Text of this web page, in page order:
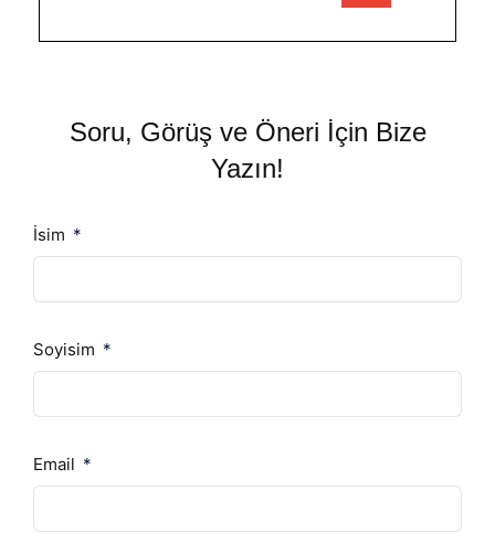
Soru, Görüş ve Öneri İçin Bize
Yazın!
İsim
Soyisim
Email